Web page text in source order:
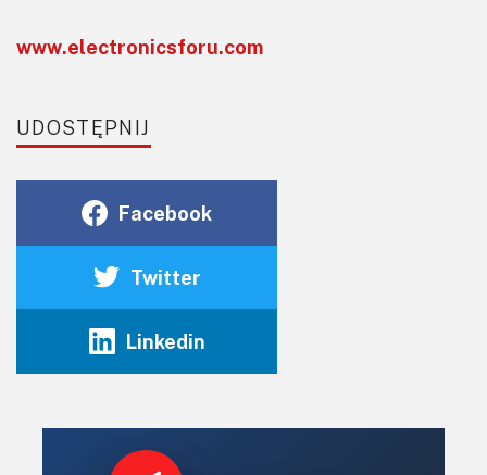
www.electronicsforu.com
UDOSTĘPNIJ
Facebook
Twitter
Linkedin